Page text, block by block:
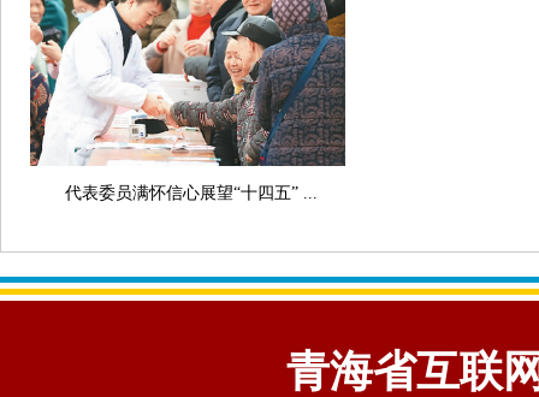
代表委员满怀信心展望“十四五” ...
青海省互联